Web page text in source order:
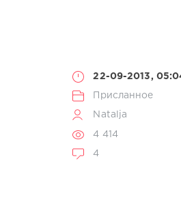
22-09-2013,
Присланное
Natalja
4 414
4